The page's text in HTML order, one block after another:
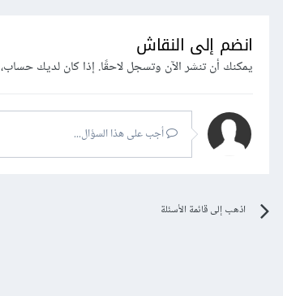
انضم إلى النقاش
يمكنك أن تنشر الآن وتسجل لاحقًا. إذا كان لديك حساب،
أجب على هذا السؤال...
اذهب إلى قائمة الأسئلة